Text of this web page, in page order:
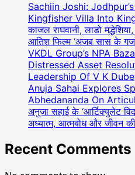
Sachiin Joshi:
Kingfisher Villa Into
काजल राघवानी, लाडो
आतिश फिल्म ‘अजब सास के
VKDL Group’s NPA
Distressed Asset
Leadership Of V K
Anuja Sahai Explores
Abhedananda On
अनुजा सहाई के ‘आर्टिक्युलेट
अध्यात्म, आत्मबोध और जीवन
Recent Comments